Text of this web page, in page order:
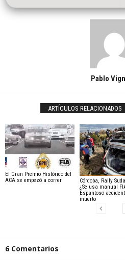
Pablo
ARTÍCULOS RELACIONADOS
El Gran Premio Histórico del
ACA se empezó a correr
Córdoba, Rally
¿Se usa manual
Espantoso
muerto
6 Comentarios